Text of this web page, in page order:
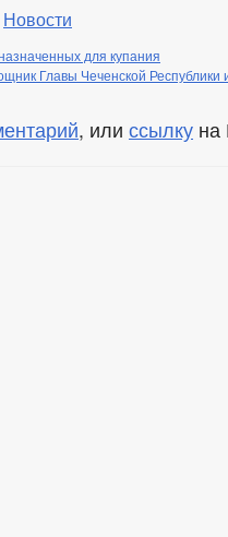
Новости
для купания
Главы Чеченской Республики
, или ссылку на